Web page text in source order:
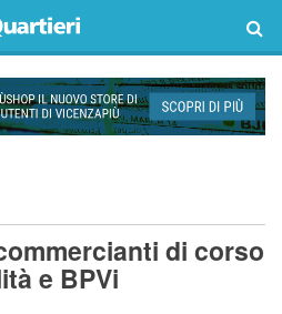
di corso
e BPVi